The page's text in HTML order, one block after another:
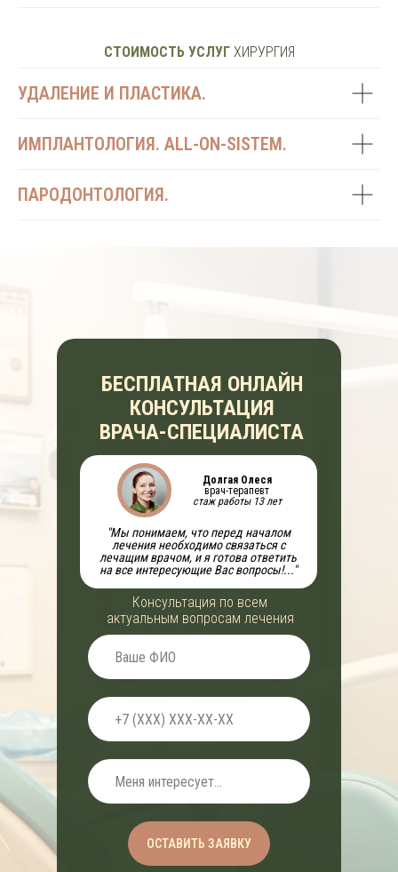
СТОИМОСТЬ УСЛУГ ХИРУРГИЯ
УДАЛЕНИЕ И ПЛАСТИКА.
ИМПЛАНТОЛОГИЯ. ALL-ON-SISTEM.
ПАРОДОНТОЛОГИЯ.
Консультация по всем
актуальным вопросам лечения
БЕСПЛАТНАЯ ОНЛАЙН
КОНСУЛЬТАЦИЯ
ВРАЧА-СПЕЦИАЛИСТА
ОСТАВИТЬ ЗАЯВКУ
"Мы понимаем, что перед началом
лечения необходимо связаться с
лечащим врачом, и я готова ответить
на все интересующие Вас вопросы!..."
Долгая Олеся
врач-терапевт
стаж работы 13 лет